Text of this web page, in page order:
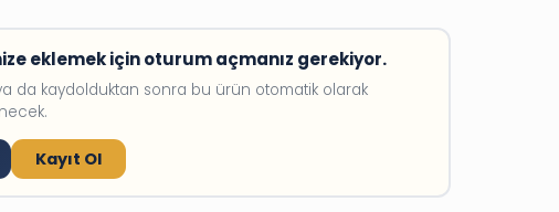
eklemek için oturum açmanız gerekiyor.
da kaydolduktan sonra bu ürün otomatik olarak
Kayıt Ol